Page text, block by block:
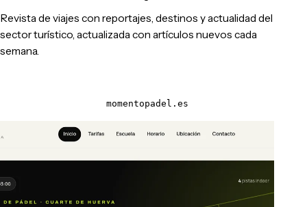
Revista de viajes con reportajes, destinos y actualidad del
sector turístico, actualizada con artículos nuevos cada
semana.
momentopadel.es